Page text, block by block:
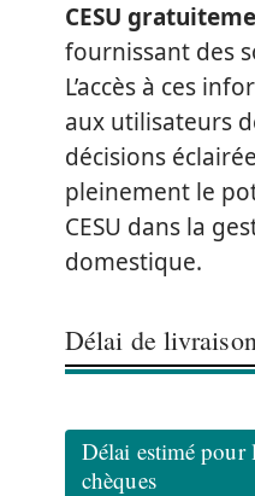
CESU
fournissant des
L’accès à ces
aux utilisateurs
décisions
pleinement le
CESU dans la
domestique.
Délai de
Délai estimé pour
chèques